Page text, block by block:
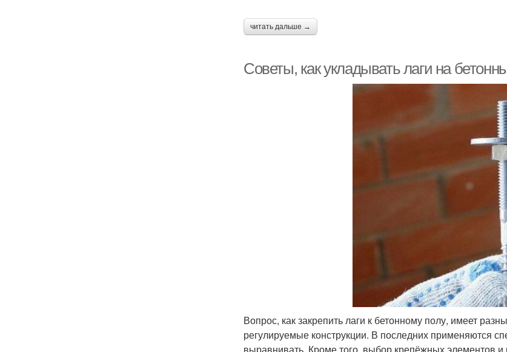
читать дальше →
Советы, как укладывать лаги на
Вопрос, как закрепить лаги к бетонному полу, имеет
регулируемые конструкции. В последних применяются